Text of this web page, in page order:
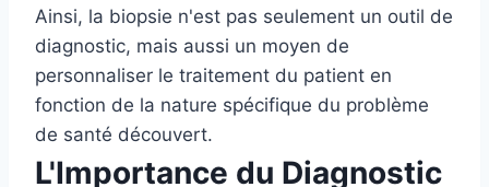
Ainsi, la biopsie n'est pas seulement un outil de
diagnostic, mais aussi un moyen de
personnaliser le traitement du patient en
fonction de la nature spécifique du problème
de santé découvert.
L'Importance du Diagnostic